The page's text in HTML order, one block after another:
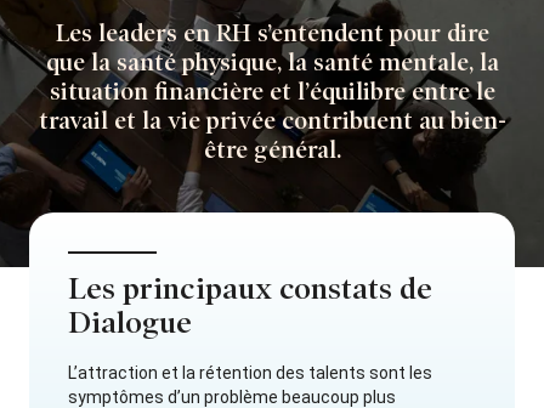
Les leaders en RH s’entendent pour dire
que la santé physique, la santé mentale, la
situation financière et l’équilibre entre le
travail et la vie privée contribuent au bien-
être général.
Les principaux constats de
Dialogue
L’attraction et la rétention des talents sont les
symptômes d’un problème beaucoup plus